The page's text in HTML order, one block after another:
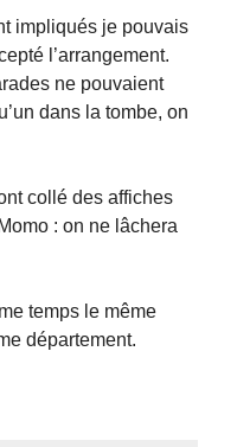
impliqués je pouvais
l’arrangement.
ne pouvaient
dans la tombe, on
collé des affiches
: on ne lâchera
temps le même
département.